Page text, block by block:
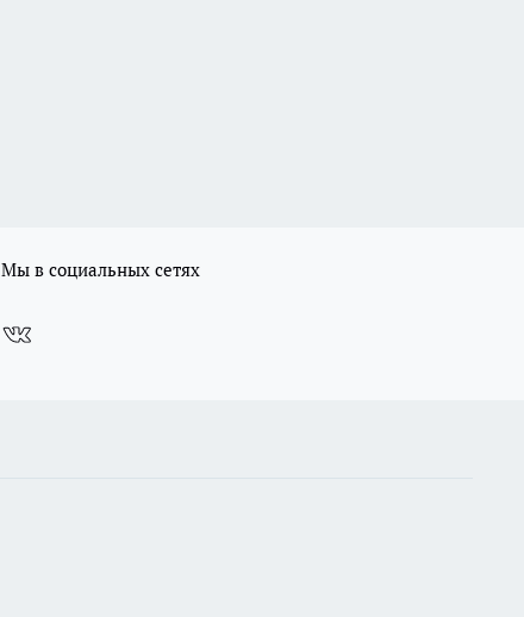
Мы в социальных сетях